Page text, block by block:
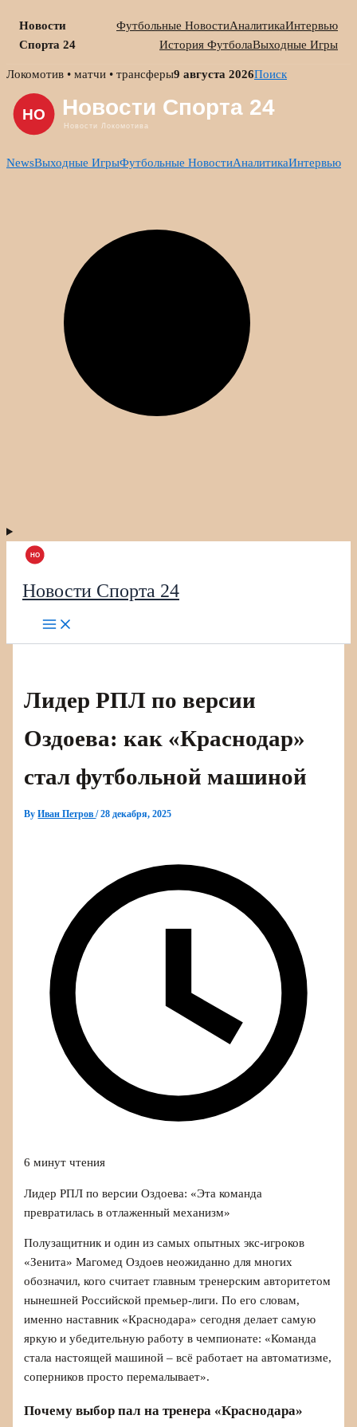
Новости
Спорта 24
Футбольные НовостиАналитикаИнтервью
История ФутболаВыходные Игры
Skip
content
Локомотив • матчи • трансферы9 августа 2026Поиск
NewsВыходные ИгрыФутбольные НовостиАналитикаИнтервью
Новости Спорта 24
Лидер РПЛ по версии
Оздоева: как «Краснодар»
стал футбольной машиной
ByИван Петров/28 декабря, 2025
6 минут чтения
Лидер РПЛ по версии Оздоева: «Эта команда
превратилась в отлаженный механизм»
Полузащитник и один из самых опытных экс-игроков
«Зенита» Магомед Оздоев неожиданно для многих
обозначил, кого считает главным тренерским авторитетом
нынешней Российской премьер-лиги. По его словам,
именно наставник «Краснодара» сегодня делает самую
яркую и убедительную работу в чемпионате: «Команда
стала настоящей машиной – всё работает на автоматизме,
соперников просто перемалывает».
Почему выбор пал на тренера «Краснодара»